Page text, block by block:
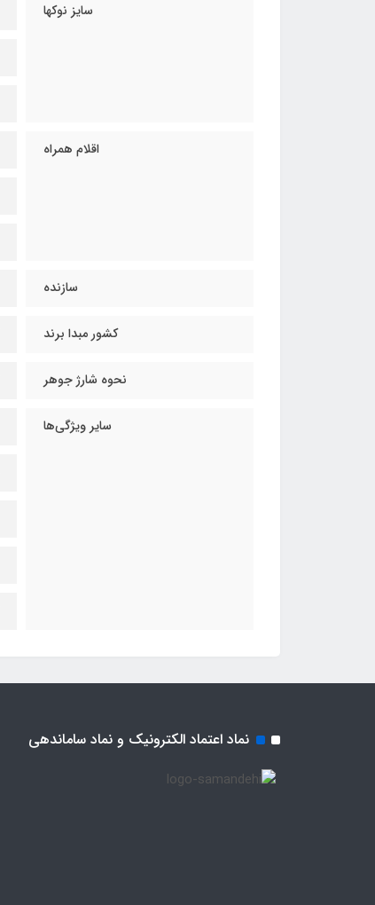
سایز نوکها
اقلام همراه
سازنده
کشور مبدا برند
نحوه شارژ جوهر
سایر ویژگی‌ها
نماد اعتماد الکترونیک و نماد ساماندهی